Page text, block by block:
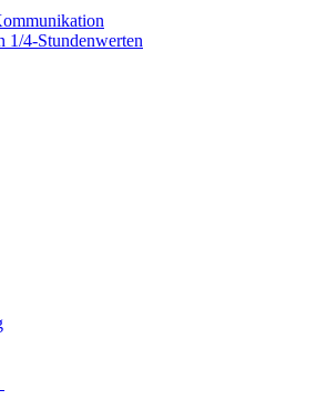
1/4-Stundenwerten